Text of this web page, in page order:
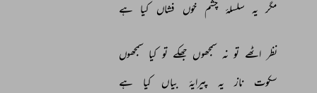
مگر یہ سلسلۂ چشم خوں فشاں کیا ہے
نظر اٹھے تو نہ سمجھوں جھکے تو کیا
سمجھوں
سکوت
ناز یہ پیرایۂ بیاں کیا ہے